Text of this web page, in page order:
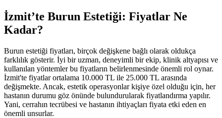
İzmit’te Burun Estetiği: Fiyatlar Ne
Kadar?
Burun estetiği fiyatları, birçok değişkene bağlı olarak oldukça
farklılık gösterir. İyi bir uzman, deneyimli bir ekip, klinik altyapısı ve
kullanılan yöntemler bu fiyatların belirlenmesinde önemli rol oynar.
İzmit'te fiyatlar ortalama 10.000 TL ile 25.000 TL arasında
değişmekte. Ancak, estetik operasyonlar kişiye özel olduğu için, her
hastanın durumu göz önünde bulundurularak fiyatlandırma yapılır.
Yani, cerrahın tecrübesi ve hastanın ihtiyaçları fiyata etki eden en
önemli unsurlar.